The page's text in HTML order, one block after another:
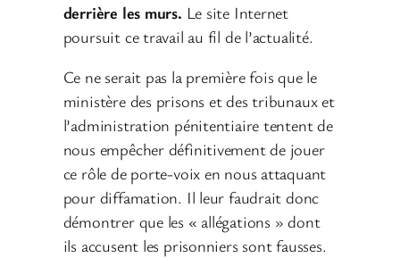
derrière les murs. Le site Internet
poursuit ce travail au fil de l’actualité.
Ce ne serait pas la première fois que le
ministère des prisons et des tribunaux et
l’administration pénitentiaire tentent de
nous empêcher définitivement de jouer
ce rôle de porte-voix en nous attaquant
pour diffamation. Il leur faudrait donc
démontrer que les « allégations » dont
ils accusent les prisonniers sont fausses.